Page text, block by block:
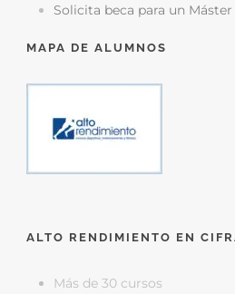
Solicita beca para un Máster
MAPA DE ALUMNOS
ALTO RENDIMIENTO EN
Más de 30 cursos